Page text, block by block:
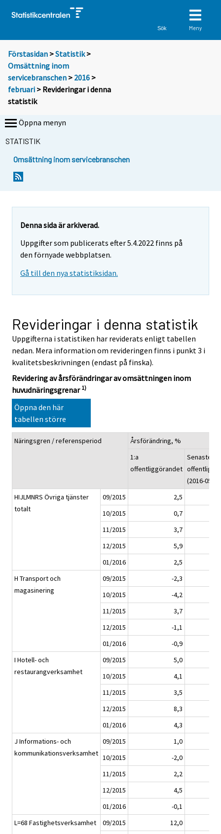
Sök Meny
Förstasidan >Statistik >
Omsättning inom
servicebranschen > 2016 >
februari > Revideringar i denna
statistik
Öppna menyn
STATISTIK
Omsättning inom servicebranschen
Denna sida är arkiverad.
Uppgifter som publicerats efter 5.4.2022 finns på
den förnyade webbplatsen.
Gå till den nya statistiksidan.
Revideringar i denna statistik
Uppgifterna i statistiken har reviderats enligt tabellen
nedan. Mera information om revideringen finns i punkt 3 i
kvalitetsbeskrivningen (endast på finska).
Revidering av årsförändringar av omsättningen inom
huvudnäringsgrenar 1)
Öppna den här
tabellen större
Näringsgren / referensperiod
Årsförändring, %
1:a
offentliggörandet
Senaste
(2016-05-
HIJLMNRS Övriga tjänster
totalt
09/2015
2,5
10/2015
0,7
11/2015
3,7
12/2015
5,9
01/2016
2,5
H Transport och
magasinering
09/2015
-2,3
10/2015
-4,2
11/2015
3,7
12/2015
-1,1
01/2016
-0,9
I Hotell- och
restaurangverksamhet
09/2015
5,0
10/2015
4,1
11/2015
3,5
12/2015
8,3
01/2016
4,3
J Informations- och
kommunikationsverksamhet
09/2015
1,0
10/2015
-2,0
11/2015
2,2
12/2015
4,5
01/2016
-0,1
L=68 Fastighetsverksamhet
09/2015
12,0